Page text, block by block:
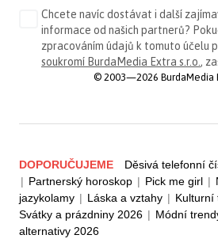
Chcete navíc dostávat i další
informace od našich partnerů?
zpracováním údajů k tomuto účelu
soukromí BurdaMedia Extra s.r.o.,
© 2003—2026 BurdaMedia
DOPORUČUJEME Děsivá telefonní
| Partnerský horoskop | Pick me girl |
jazykolamy | Láska a vztahy | Kulturní
Svátky a prázdniny 2026 | Módní
alternativy 2026